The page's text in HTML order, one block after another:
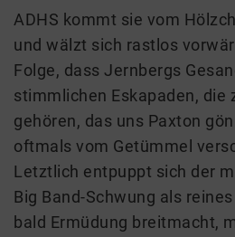
ADHS kommt sie vom
und wälzt sich rastlos
Folge, dass Jernbergs
stimmlichen Eskapaden, die
gehören, das uns Paxton
oftmals vom Getümmel
Letztlich entpuppt sich der
Big Band-Schwung als
bald Ermüdung breitmacht,